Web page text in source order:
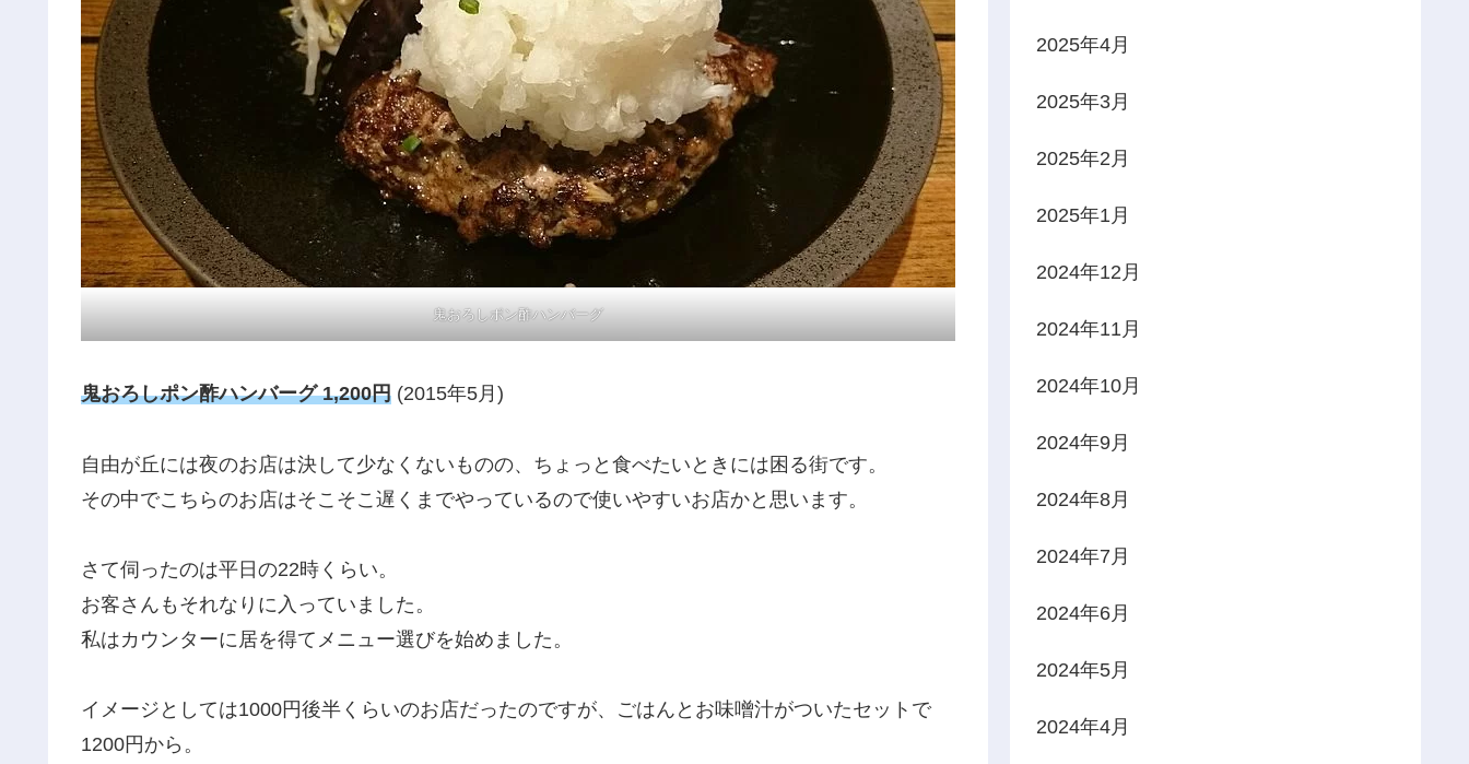
鬼おろしポン酢ハンバーグ
鬼おろしポン酢ハンバーグ 1,200円 (2015年5月)
自由が丘には夜のお店は決して少なくないものの、ちょっと食べたいときには困る街です。
その中でこちらのお店はそこそこ遅くまでやっているので使いやすいお店かと思います。
さて伺ったのは平日の22時くらい。
お客さんもそれなりに入っていました。
私はカウンターに居を得てメニュー選びを始めました。
イメージとしては1000円後半くらいのお店だったのですが、ごはんとお味噌汁がついたセットで
1200円から。
2025年4月
2025年3月
2025年2月
2025年1月
2024年12月
2024年11月
2024年10月
2024年9月
2024年8月
2024年7月
2024年6月
2024年5月
2024年4月